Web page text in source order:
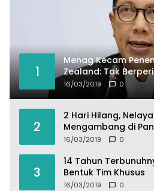
1
Menag Kecam
Zealand: Tak
16/03/2019 0
2
2 Hari Hilang,
Mengambang di
16/03/2019 0
3
14 Tahun
Bentuk Tim Khusus
16/03/2019 0